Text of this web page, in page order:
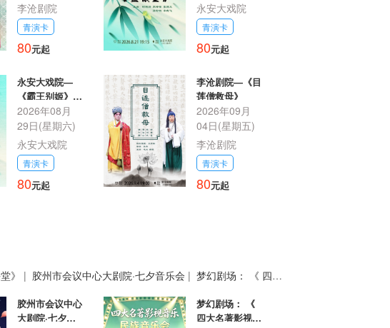
李沧剧院
青演卡
80元起
永安大戏院
青演卡
80元起
永安大戏院—
《霸王别姬》
《春闺梦》
2026年08月
29日(星期六)
永安大戏院
青演卡
80元起
李沧剧院—《目
莲僧救母》
2026年09月
04日(星期五)
李沧剧院
青演卡
80元起
》 | 胶州市会议中心大剧院·七夕音乐会 | 梦幻剧场： 《 四大
胶州市会议中心
大剧院·七夕音
梦幻剧场： 《
四大名著影视音